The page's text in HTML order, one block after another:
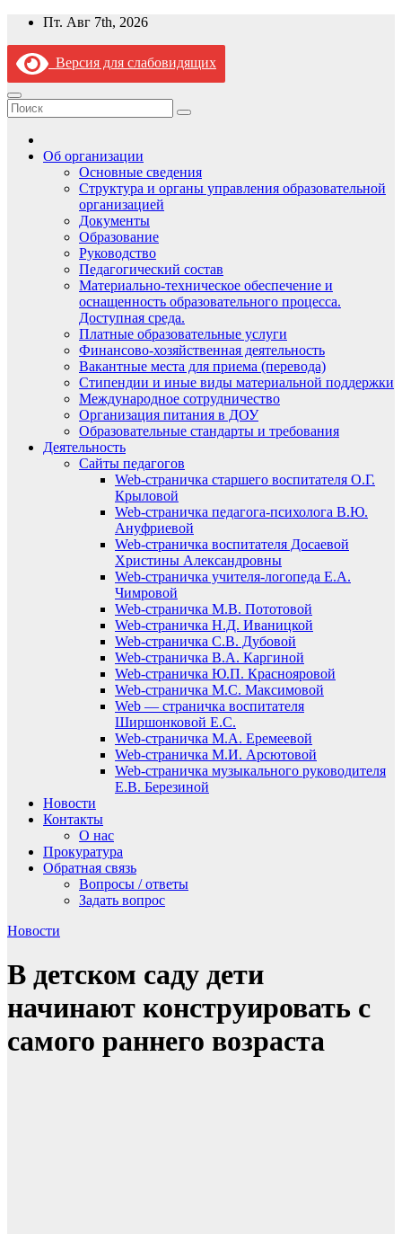
Перейти
содержимому
Пт. Авг 7th, 2026
Версия для слабовидящих
Об организации
Основные сведения
Структура и органы управления образовательной
организацией
Документы
Образование
Руководство
Педагогический состав
Материально-техническое обеспечение и
оснащенность образовательного процесса.
Доступная среда.
Платные образовательные услуги
Финансово-хозяйственная деятельность
Вакантные места для приема (перевода)
Стипендии и иные виды материальной поддержки
Международное сотрудничество
Организация питания в ДОУ
Образовательные стандарты и требования
Деятельность
Сайты педагогов
Web-страничка старшего воспитателя О.Г.
Крыловой
Web-страничка педагога-психолога В.Ю.
Ануфриевой
Web-страничка воспитателя Досаевой
Христины Александровны
Web-страничка учителя-логопеда Е.А.
Чимровой
Web-страничка М.В. Пототовой
Web-страничка Н.Д. Иваницкой
Web-страничка С.В. Дубовой
Web-страничка В.А. Каргиной
Web-страничка Ю.П. Краснояровой
Web-страничка М.С. Максимовой
Web — страничка воспитателя
Ширшонковой Е.С.
Web-страничка М.А. Еремеевой
Web-страничка М.И. Арсютовой
Web-страничка музыкального руководителя
Е.В. Березиной
Новости
Контакты
О нас
Прокуратура
Обратная связь
Вопросы / ответы
Задать вопрос
Новости
В детском саду дети
начинают конструировать с
самого раннего возраста